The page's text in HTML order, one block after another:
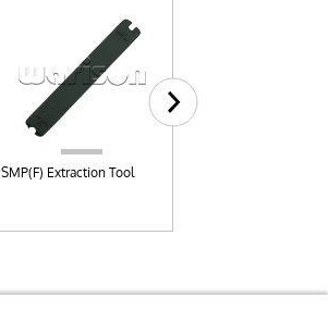
SMP(F) Extraction Tool